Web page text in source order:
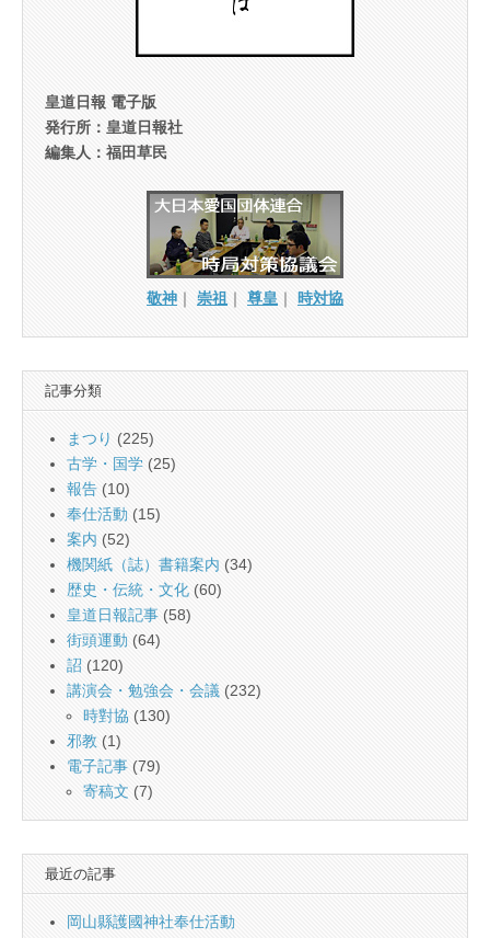
皇道日報 電子版
発行所：皇道日報社
編集人：福田草民
敬神 ｜ 崇祖 ｜ 尊皇 ｜ 時対協
記事分類
まつり (225)
古学・国学 (25)
報告 (10)
奉仕活動 (15)
案内 (52)
機関紙（誌）書籍案内 (34)
歴史・伝統・文化 (60)
皇道日報記事 (58)
街頭運動 (64)
詔 (120)
講演会・勉強会・会議 (232)
時對協 (130)
邪教 (1)
電子記事 (79)
寄稿文 (7)
最近の記事
岡山縣護國神社奉仕活動